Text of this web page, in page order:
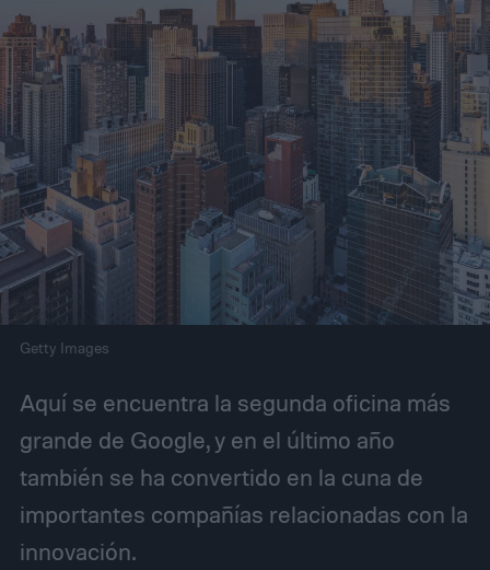
Getty Images
Aquí se encuentra la segunda oficina más
grande de Google, y en el último año
también se ha convertido en la cuna de
importantes compañías relacionadas con la
innovación.